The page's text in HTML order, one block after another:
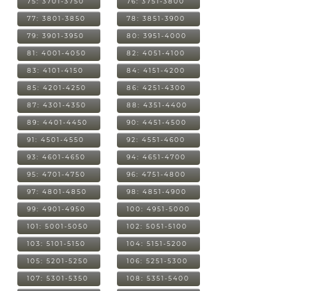
77: 3801-3850 78: 3851-3900
79: 3901-3950 80: 3951-4000
81: 4001-4050 82: 4051-4100
83: 4101-4150 84: 4151-4200
85: 4201-4250 86: 4251-4300
87: 4301-4350 88: 4351-4400
89: 4401-4450 90: 4451-4500
91: 4501-4550 92: 4551-4600
93: 4601-4650 94: 4651-4700
95: 4701-4750 96: 4751-4800
97: 4801-4850 98: 4851-4900
99: 4901-4950 100: 4951-5000
101: 5001-5050 102: 5051-5100
103: 5101-5150 104: 5151-5200
105: 5201-5250 106: 5251-5300
107: 5301-5350 108: 5351-5400